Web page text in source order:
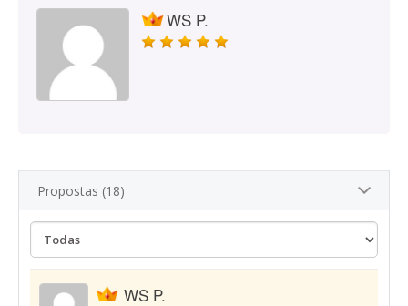
WS P.
Propostas (18)
WS P.